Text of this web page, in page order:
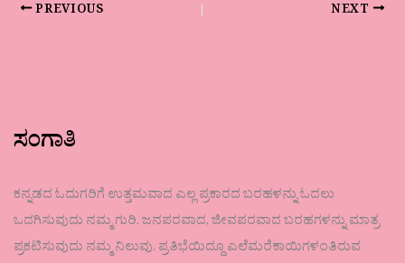
PREVIOUS NEXT
ಸಂಗಾತಿ
ಕನ್ನಡದ ಓದುಗರಿಗೆ ಉತ್ತಮವಾದ ಎಲ್ಲ ಪ್ರಕಾರದ ಬರಹಳನ್ನು ಓದಲು
ಒದಗಿಸುವುದು ನಮ್ಮ ಗುರಿ. ಜನಪರವಾದ, ಜೀವಪರವಾದ ಬರಹಗಳನ್ನು ಮಾತ್ರ
ಪ್ರಕಟಿಸುವುದು ನಮ್ಮ ನಿಲುವು. ಪ್ರತಿಭೆಯಿದ್ದೂ ಎಲೆಮರೆಕಾಯಿಗಳಂತಿರುವ